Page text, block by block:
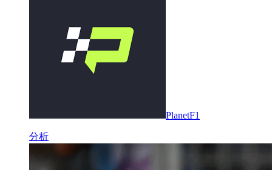
PlanetF1
分析